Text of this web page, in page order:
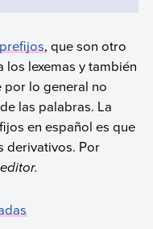
, que son otro
lexemas y también
por lo general no
las palabras. La
en español es que
derivativos. Por
editor.